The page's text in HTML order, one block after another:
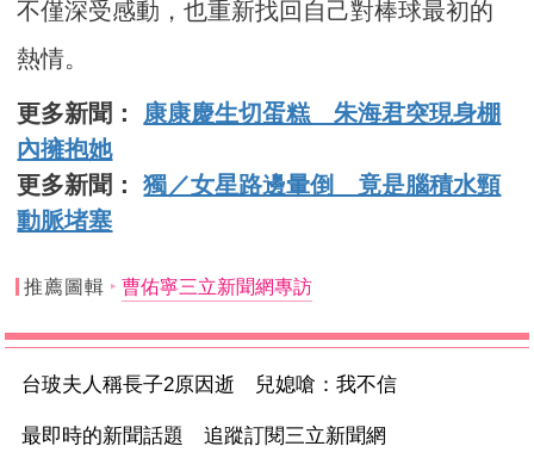
不僅深受感動，也重新找回自己對棒球最初的
熱情。
更多新聞： 康康慶生切蛋糕 朱海君突現身棚
內擁抱她
更多新聞：獨／女星路邊暈倒 竟是腦積水頸
動脈堵塞
推薦圖輯 曹佑寧三立新聞網專訪
台玻夫人稱長子2原因逝 兒媳嗆：我不信
最即時的新聞話題 追蹤訂閱三立新聞網